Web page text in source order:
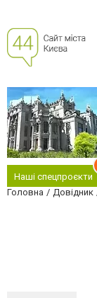
Наші спецпроєкти
Головна Довідник